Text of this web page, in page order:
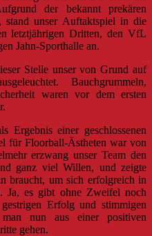
der bekannt prekären
stand unser Auftaktspiel in die
letztjährigen Dritten, den VfL
Jahn-Sporthalle an.
Stelle unser von Grund auf
Bauchgrummeln,
waren vor dem ersten
einer geschlossenen
für Floorball-Ästheten war von
erzwang unser Team den
ganz viel Willen, und zeigte
braucht, um sich erfolgreich in
Ja, es gibt ohne Zweifel noch
Erfolg und stimmigen
nun aus einer positiven
gehen.